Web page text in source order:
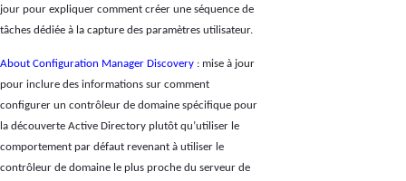
jour pour expliquer comment créer une séquence de
tâches dédiée à la capture des paramètres utilisateur.
About Configuration Manager Discovery : mise à jour
pour inclure des informations sur comment
configurer un contrôleur de domaine spécifique pour
la découverte Active Directory plutôt qu’utiliser le
comportement par défaut revenant à utiliser le
contrôleur de domaine le plus proche du serveur de